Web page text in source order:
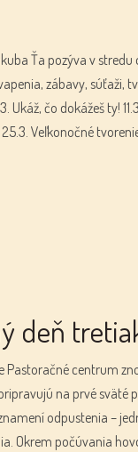
Ťa pozýva v stredu
zábavy, súťaži,
Ukáž, čo dokážeš ty!
Veľkonočné
deň
Pastoračné centrum
na prvé sväté
odpustenia –
Okrem počúvania